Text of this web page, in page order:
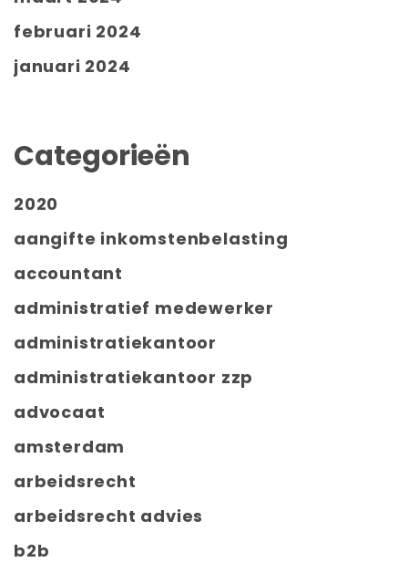
februari 2024
januari 2024
Categorieën
2020
aangifte inkomstenbelasting
accountant
administratief medewerker
administratiekantoor
administratiekantoor zzp
advocaat
amsterdam
arbeidsrecht
arbeidsrecht advies
b2b